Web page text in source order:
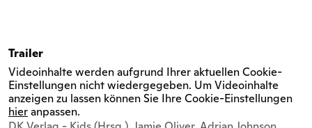
Trailer
Videoinhalte werden aufgrund Ihrer aktuellen Cookie-
Einstellungen nicht wiedergegeben. Um Videoinhalte
anzeigen zu lassen können Sie Ihre Cookie-Einstellungen
hieranpassen.